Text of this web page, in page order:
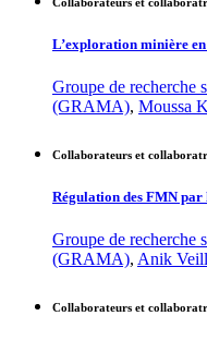
L’exploration minière
Groupe de recherche
(GRAMA), Moussa
Collaborateurs et
Régulation des FMN par
Groupe de recherche
(GRAMA), Anik
Collaborateurs et